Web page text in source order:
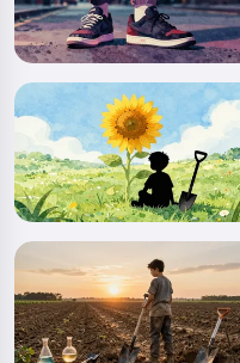
Сәлем!
Мен
сиқырлы